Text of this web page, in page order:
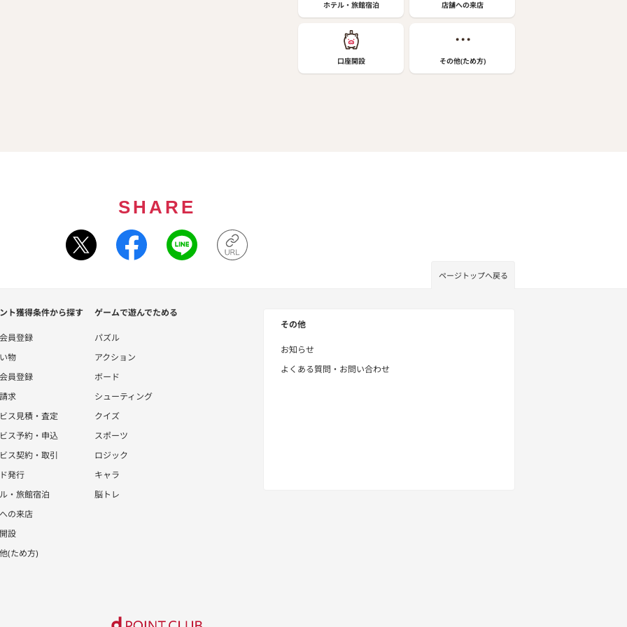
ホテル・旅館宿泊 店舗への来店
口座開設 その他(ため方)
SHARE
ページトップへ戻る
ト獲得条件から探す
員登録
物
員登録
求
ス見積・査定
ス予約・申込
ス契約・取引
発行
・旅館宿泊
の来店
設
(ため方)
ゲームで遊んでためる
パズル
アクション
ボード
シューティング
クイズ
スポーツ
ロジック
キャラ
脳トレ
その他
お知らせ
よくある質問・お問い合わせ